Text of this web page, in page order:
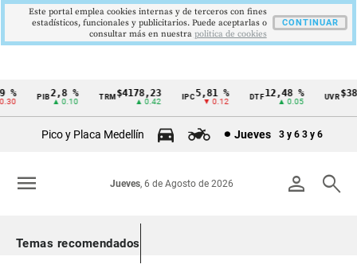
Cintillo
Colombia
PIB2,8 %
▲ 0.10
TRM$4178,23
▲ 0.42
5,81 %
▼ 0.12
DTF12,48 %
▲ 0.05
UVR
Pico y Placa Medellín Jueves 3 y 6 3 y 6
person search
Jueves, 6 de Agosto de 2026
menu
Temas recomendados
Este portal emplea cookies internas y de terceros con fines
estadísticos, funcionales y publicitarios. Puede aceptarlas o
consultar más en nuestra politica de cookies
CONTINUAR